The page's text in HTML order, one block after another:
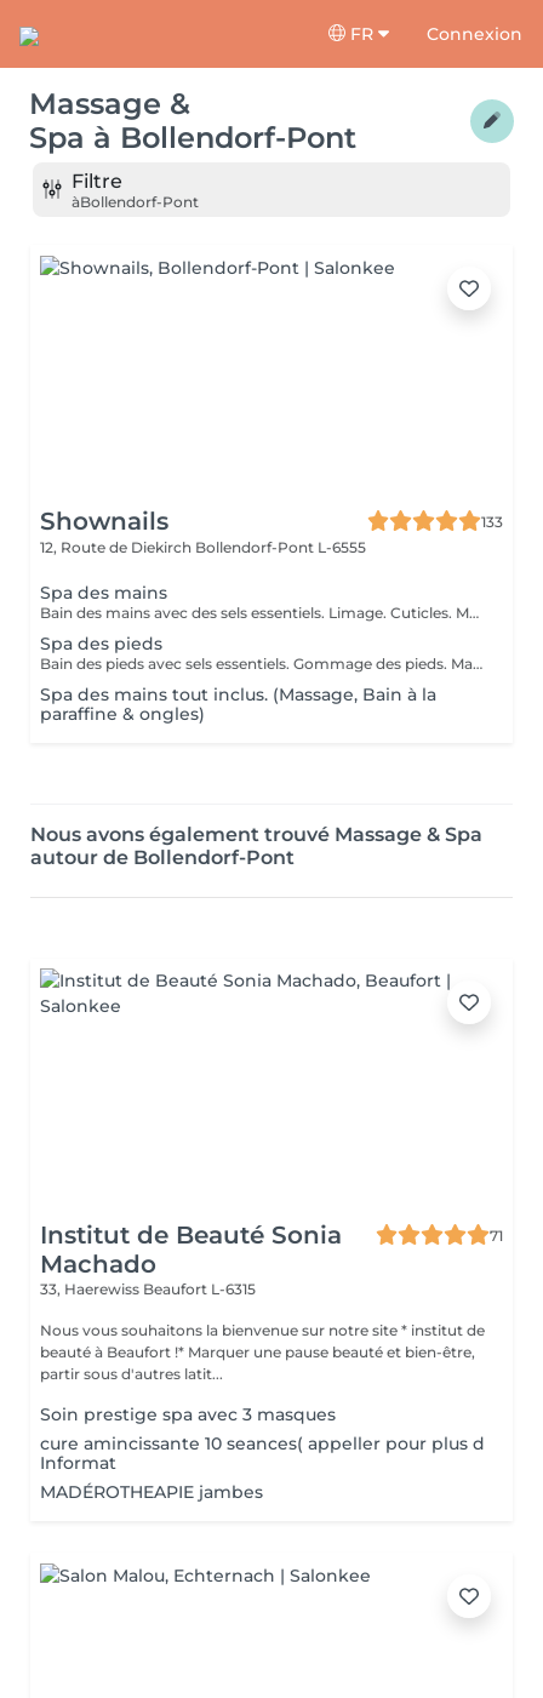
FR Connexion
Massage &
Spa à Bollendorf-Pont
Filtre
àBollendorf-Pont
Shownails
133
12, Route de Diekirch Bollendorf-Pont L-6555
Spa des mains
Bain des mains avec des sels essentiels. Limage. Cuticles. Massage des mains
Spa des pieds
Bain des pieds avec sels essentiels. Gommage des pieds. Massage des pieds. Limage.
Spa des mains tout inclus. (Massage, Bain à la
paraffine & ongles)
Nous avons également trouvé Massage & Spa
autour de Bollendorf-Pont
Institut de Beauté Sonia
Machado
71
33, Haerewiss Beaufort L-6315
Nous vous souhaitons la bienvenue sur notre site * institut de
beauté à Beaufort !* Marquer une pause beauté et bien-être,
partir sous d'autres latit...
Soin prestige spa avec 3 masques
cure amincissante 10 seances( appeller pour plus d
Informat
MADÉROTHEAPIE jambes